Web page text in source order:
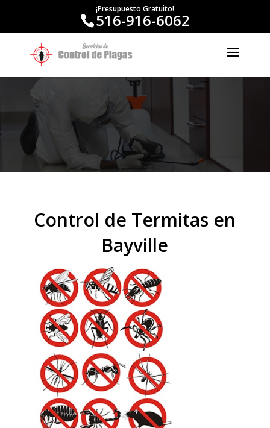
¡Presupuesto Gratuito!
516-916-6062
Control de Termitas en
Bayville